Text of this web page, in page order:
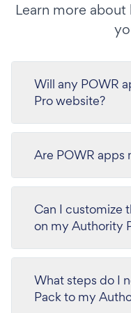
Learn more
Will any POWR
Pro website?
Are POWR
Can I customize
on my Authority
What steps do I
Pack to my